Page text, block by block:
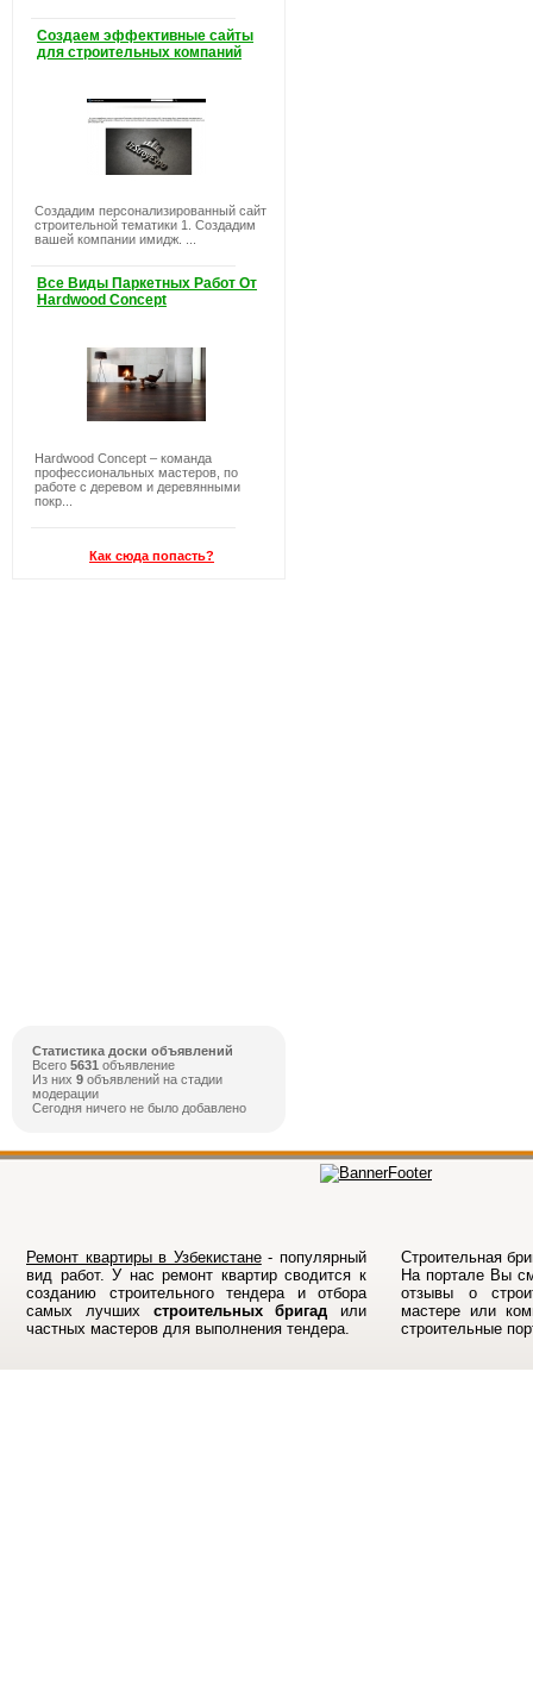
Создаем эффективные сайты
для строительных компаний
Создадим персонализированный сайт
строительной тематики 1. Создадим
вашей компании имидж. ...
Все Виды Паркетных Работ От
Hardwood Concept
Hardwood Concept – команда
профессиональных мастеров, по
работе с деревом и деревянными
покр...
Как сюда попасть?
Статистика доски объявлений
Всего 5631 объявление
Из них 9 объявлений на стадии
модерации
Сегодня ничего не было добавлено
Ремонт квартиры в Узбекистане- популярный
вид работ. У нас ремонт квартир сводится к
созданию строительного тендера и отбора
самых лучших строительных бригад или
частных мастеров для выполнения тендера.
Строительная
На порталe Вы
отзывы о
мастере или
строительные